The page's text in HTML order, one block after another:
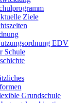
Ziele
EDV
Schule
Grundschule